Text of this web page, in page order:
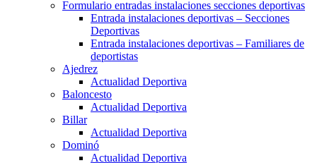
Formulario entradas instalaciones secciones deportivas
Entrada instalaciones deportivas – Secciones
Deportivas
Entrada instalaciones deportivas – Familiares de
deportistas
Ajedrez
Actualidad Deportiva
Baloncesto
Actualidad Deportiva
Billar
Actualidad Deportiva
Dominó
Actualidad Deportiva